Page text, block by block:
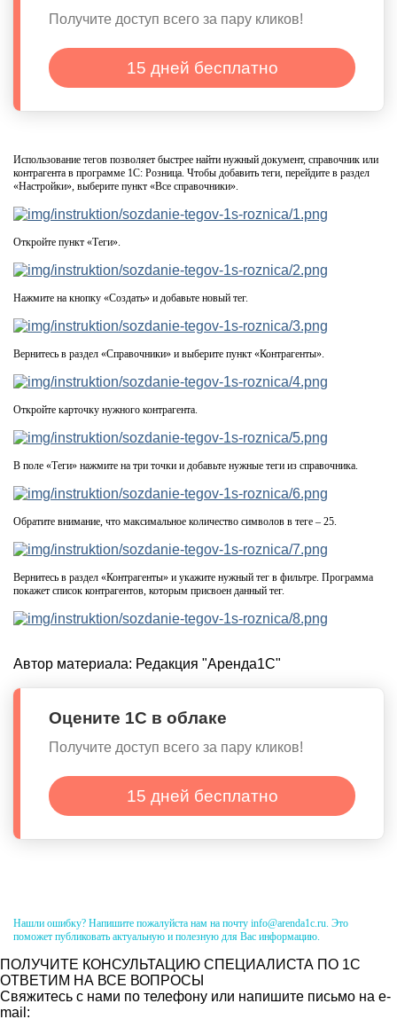
Получите доступ всего за пару кликов!
15 дней бесплатно
Использование тегов позволяет быстрее найти нужный документ, справочник или
контрагента в программе 1С: Розница. Чтобы добавить теги, перейдите в раздел
«Настройки», выберите пункт «Все справочники».
Откройте пункт «Теги».
Нажмите на кнопку «Создать» и добавьте новый тег.
Вернитесь в раздел «Справочники» и выберите пункт «Контрагенты».
Откройте карточку нужного контрагента.
В поле «Теги» нажмите на три точки и добавьте нужные теги из справочника.
Обратите внимание, что максимальное количество символов в теге – 25.
Вернитесь в раздел «Контрагенты» и укажите нужный тег в фильтре. Программа
покажет список контрагентов, которым присвоен данный тег.
Автор материала: Редакция "Аренда1С"
Оцените 1С в облаке
Получите доступ всего за пару кликов!
15 дней бесплатно
Нашли ошибку? Напишите пожалуйста нам на почту info@arenda1c.ru. Это
поможет публиковать актуальную и полезную для Вас информацию.
ПОЛУЧИТЕ КОНСУЛЬТАЦИЮ СПЕЦИАЛИСТА ПО 1С
ОТВЕТИМ НА ВСЕ ВОПРОСЫ
Свяжитесь с нами по телефону или напишите письмо на e-
mail: